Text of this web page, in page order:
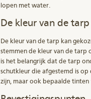
lopen met water.
De kleur van de tarp
De kleur van de tarp kan
stemmen de kleur van de tarp
is het belangrijk dat de tarp
schutkleur die afgestemd is
zijn, maar ook bepaalde tinten